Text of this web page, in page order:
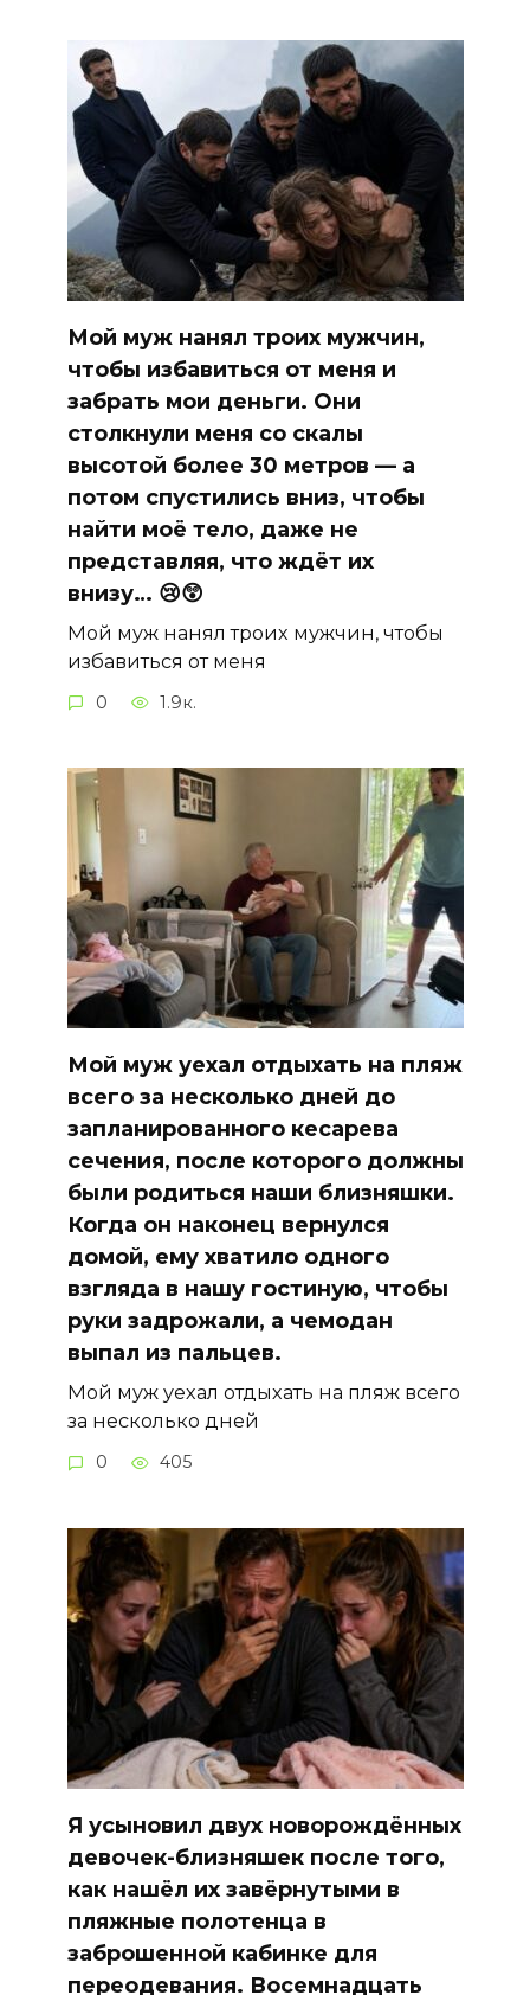
Мой муж нанял троих мужчин,
чтобы избавиться от меня и
забрать мои деньги. Они
столкнули меня со скалы
высотой более 30 метров — а
потом спустились вниз, чтобы
найти моё тело, даже не
представляя, что ждёт их
внизу… 😢😲
Мой муж нанял троих мужчин, чтобы
избавиться от меня
0 1.9к.
Мой муж уехал отдыхать на пляж
всего за несколько дней до
запланированного кесарева
сечения, после которого должны
были родиться наши близняшки.
Когда он наконец вернулся
домой, ему хватило одного
взгляда в нашу гостиную, чтобы
руки задрожали, а чемодан
выпал из пальцев.
Мой муж уехал отдыхать на пляж всего
за несколько дней
0 405
Я усыновил двух новорождённых
девочек-близняшек после того,
как нашёл их завёрнутыми в
пляжные полотенца в
заброшенной кабинке для
переодевания. Восемнадцать